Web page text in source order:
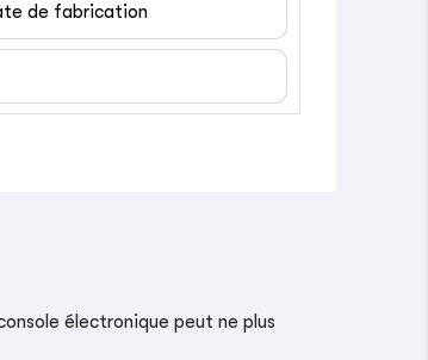
de fabrication
électronique peut ne plus